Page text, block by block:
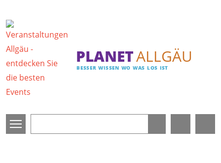
PLANETALLGÄU
BESSER WISSEN WO WAS LOS IST